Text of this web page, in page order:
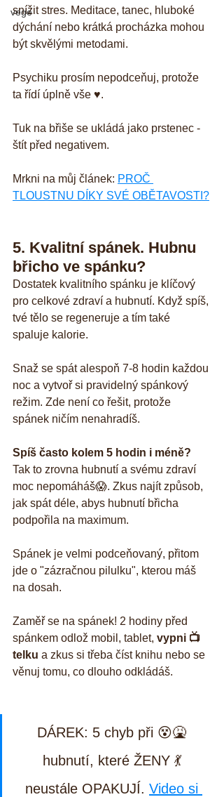
vege
snížit stres. Meditace, tanec, hluboké
dýchání nebo krátká procházka mohou
být skvělými metodami.
Psychiku prosím nepodceňuj, protože
ta řídí úplně vše ♥️.
Tuk na břiše se ukládá jako prstenec -
štít před negativem.
Mrkni na můj článek: PROČ
TLOUSTNU DÍKY SVÉ OBĚTAVOSTI?
5. Kvalitní spánek. Hubnu
břicho ve spánku?
Dostatek kvalitního spánku je klíčový
pro celkové zdraví a hubnutí. Když spíš,
tvé tělo se regeneruje a tím také
spaluje kalorie.
Snaž se spát alespoň 7-8 hodin každou
noc a vytvoř si pravidelný spánkový
režim. Zde není co řešit, protože
spánek ničím nenahradíš.
Spíš často kolem 5 hodin i méně?
Tak to zrovna hubnutí a svému zdraví
moc nepomáháš😱. Zkus najít způsob,
jak spát déle, abys hubnutí břicha
podpořila na maximum.
Spánek je velmi podceňovaný, přitom
jde o "zázračnou pilulku", kterou máš
na dosah.
Zaměř se na spánek! 2 hodiny před
spánkem odlož mobil, tablet, vypni 📺
telku a zkus si třeba číst knihu nebo se
věnuj tomu, co dlouho odkládáš.
DÁREK: 5 chyb při 😵🤮
hubnutí, které ŽENY 💃
neustále OPAKUJÍ. Video si